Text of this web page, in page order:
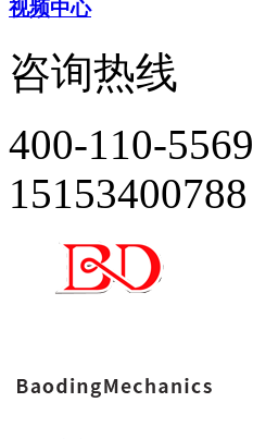
视频中心
咨询热线
400-110-5569
15153400788